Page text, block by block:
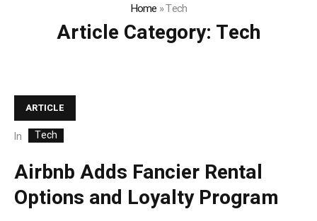
Home »Tech
Article Category: Tech
ARTICLE
In Tech
Airbnb Adds Fancier Rental
Options and Loyalty Program